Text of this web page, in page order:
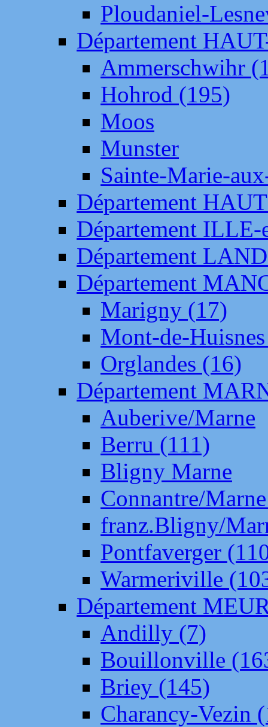
Ploudaniel-
Département
Ammerschwihr
Hohrod (195)
Moos
Munster
Sainte-Marie-
Département
Département
Département
Département
Marigny (17)
Mont-de-
Orglandes (16)
Département
Auberive/Marne
Berru (111)
Bligny Marne
Connantre/
franz.Bligny/
Pontfaverger
Warmeriville
Département
Andilly (7)
Bouillonville
Briey (145)
Charancy-Vezin